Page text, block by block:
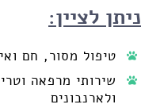
ניתן לציין:
טיפול מסור, חם
שירותי מרפאה
ולארנבונים